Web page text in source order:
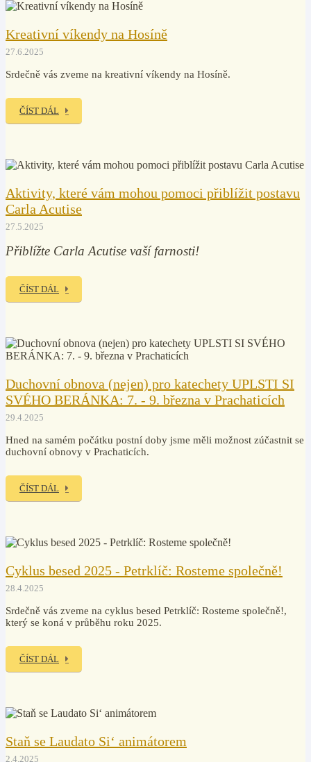
Kreativní víkendy na Hosíně
27.6.2025
Srdečně vás zveme na kreativní víkendy na Hosíně.
ČÍST DÁL
Aktivity, které vám mohou pomoci přiblížit postavu
Carla Acutise
27.5.2025
Přiblížte Carla Acutise vaší farnosti!
ČÍST DÁL
Duchovní obnova (nejen) pro katechety UPLSTI SI
SVÉHO BERÁNKA: 7. - 9. března v Prachaticích
29.4.2025
Hned na samém počátku postní doby jsme měli možnost zúčastnit se
duchovní obnovy v Prachaticích.
ČÍST DÁL
Cyklus besed 2025 - Petrklíč: Rosteme společně!
28.4.2025
Srdečně vás zveme na cyklus besed Petrklíč: Rosteme společně!,
který se koná v průběhu roku 2025.
ČÍST DÁL
Staň se Laudato Si‘ animátorem
2.4.2025